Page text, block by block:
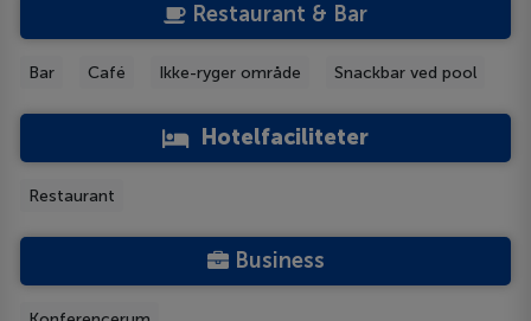
Restaurant & Bar
Bar Café Ikke-ryger område Snackbar ved pool
Hotelfaciliteter
Restaurant
Business